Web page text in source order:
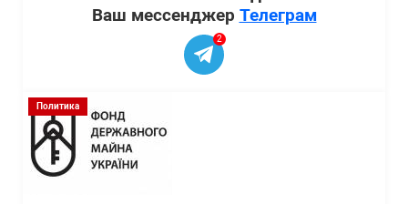
Ваш мессенджер Телеграм
2
Политика